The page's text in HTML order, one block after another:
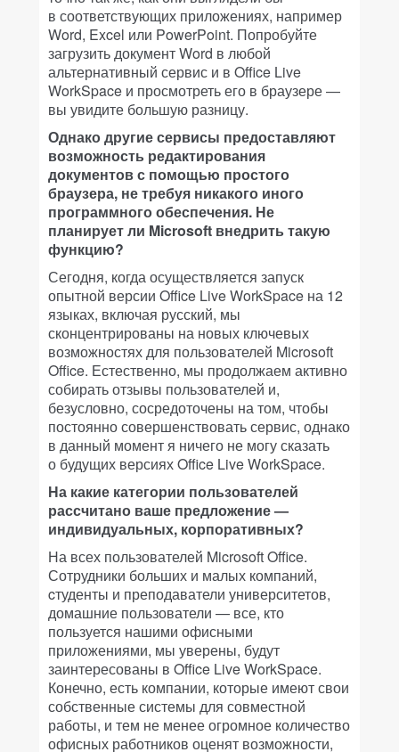
в соответствующих приложениях, например
Word, Excel или PowerPoint. Попробуйте
загрузить документ Word в любой
альтернативный сервис и в Office Live
WorkSpace и просмотреть его в браузере —
вы увидите большую разницу.
Однако другие сервисы предоставляют
возможность редактирования
документов с помощью простого
браузера, не требуя никакого иного
программного обеспечения. Не
планирует ли Microsoft внедрить такую
функцию?
Сегодня, когда осуществляется запуск
опытной версии Office Live WorkSpace на 12
языках, включая русский, мы
сконцентрированы на новых ключевых
возможностях для пользователей Microsoft
Office. Естественно, мы продолжаем активно
собирать отзывы пользователей и,
безусловно, сосредоточены на том, чтобы
постоянно совершенствовать сервис, однако
в данный момент я ничего не могу сказать
о будущих версиях Office Live WorkSpace.
На какие категории пользователей
рассчитано ваше предложение —
индивидуальных, корпоративных?
На всех пользователей Microsoft Office.
Сотрудники больших и малых компаний,
cтуденты и преподаватели университетов,
домашние пользователи — все, кто
пользуется нашими офисными
приложениями, мы уверены, будут
заинтересованы в Office Live WorkSpace.
Конечно, есть компании, которые имеют свои
собственные системы для совместной
работы, и тем не менее огромное количество
офисных работников оценят возможности,